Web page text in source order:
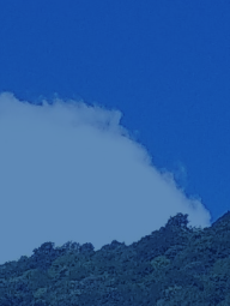
Embed Google Map